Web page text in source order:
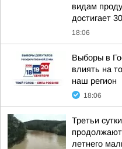
видам
достигает
18:06
Выборы в
влиять на
наш регион
18:06
Третьи
летнего